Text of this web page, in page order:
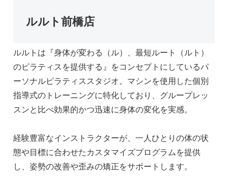
ルルト前橋店
ルルトは『身体が変わる（ル）、最短ルート（ルト）
のピラティスを提供する』をコンセプトにしているパ
ーソナルピラティススタジオ。マシンを使用した個別
指導式のトレーニングに特化しており、グループレッ
スンと比べ効果的かつ迅速に身体の変化を実感。
経験豊富なインストラクターが、一人ひとりの体の状
態や目標に合わせたカスタマイズプログラムを提供
し、姿勢の改善や歪みの矯正をサポートします。